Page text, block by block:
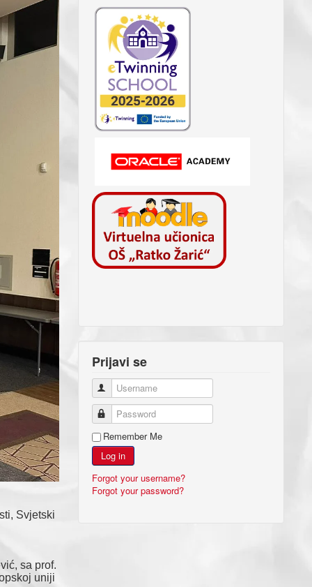
Svjetski
sa prof.
uniji
Prijavi se
Username
Password
Remember Me
Log in
Forgot your username?
Forgot your password?